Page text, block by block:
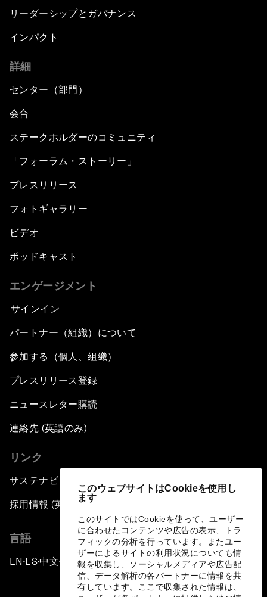
このウェブサイトはCookieを使用し
ます
このサイトではCookieを使って、ユーザー
に合わせたコンテンツや広告の表示、トラ
フィックの分析を行っています。またユー
ザーによるサイトの利用状況についても情
報を収集し、ソーシャルメディアや広告配
信、データ解析の各パートナーに情報を共
有しています。ここで収集された情報は、
リーダーシップとガバナンス
インパクト
詳細
センター（部門）
会合
ステークホルダーのコミュニティ
「フォーラム・ストーリー」
プレスリリース
フォトギャラリー
ビデオ
ポッドキャスト
エンゲージメント
サインイン
パートナー（組織）について
参加する（個人、組織）
プレスリリース登録
ニュースレター購読
連絡先 (英語のみ)
リンク
サステナビリティへの取り組み
採用情報 (英語のみ)
言語
EN ▪ES▪中文▪ 日本語